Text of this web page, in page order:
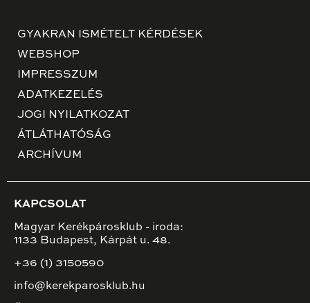
GYAKRAN ISMÉTELT KÉRDÉSEK
WEBSHOP
IMPRESSZUM
ADATKEZELÉS
JOGI NYILATKOZAT
ÁTLÁTHATÓSÁG
ARCHÍVUM
KAPCSOLAT
Magyar Kerékpárosklub - iroda:
1133 Budapest, Kárpát u. 48.
+36 (1) 3150590
info@kerekparosklub.hu